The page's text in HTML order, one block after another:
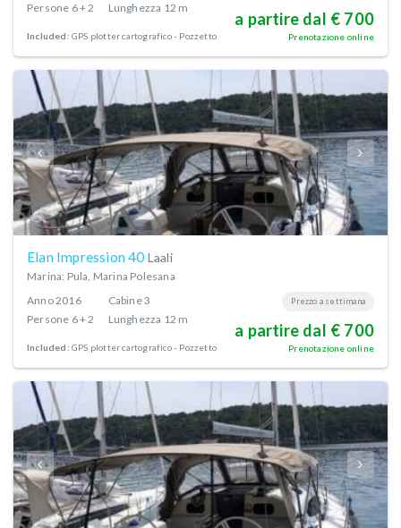
Persone 6 + 2 Lunghezza 12 m
Included: GPS plotter cartografico - Pozzetto
a partire dal € 700
Prenotazione online
Elan Impression 40 Laali
Marina: Pula, Marina Polesana
Anno2016 Cabine3
Persone 6 + 2 Lunghezza 12 m
Included: GPS plotter cartografico - Pozzetto
Prezzo a settimana
a partire dal € 700
Prenotazione online